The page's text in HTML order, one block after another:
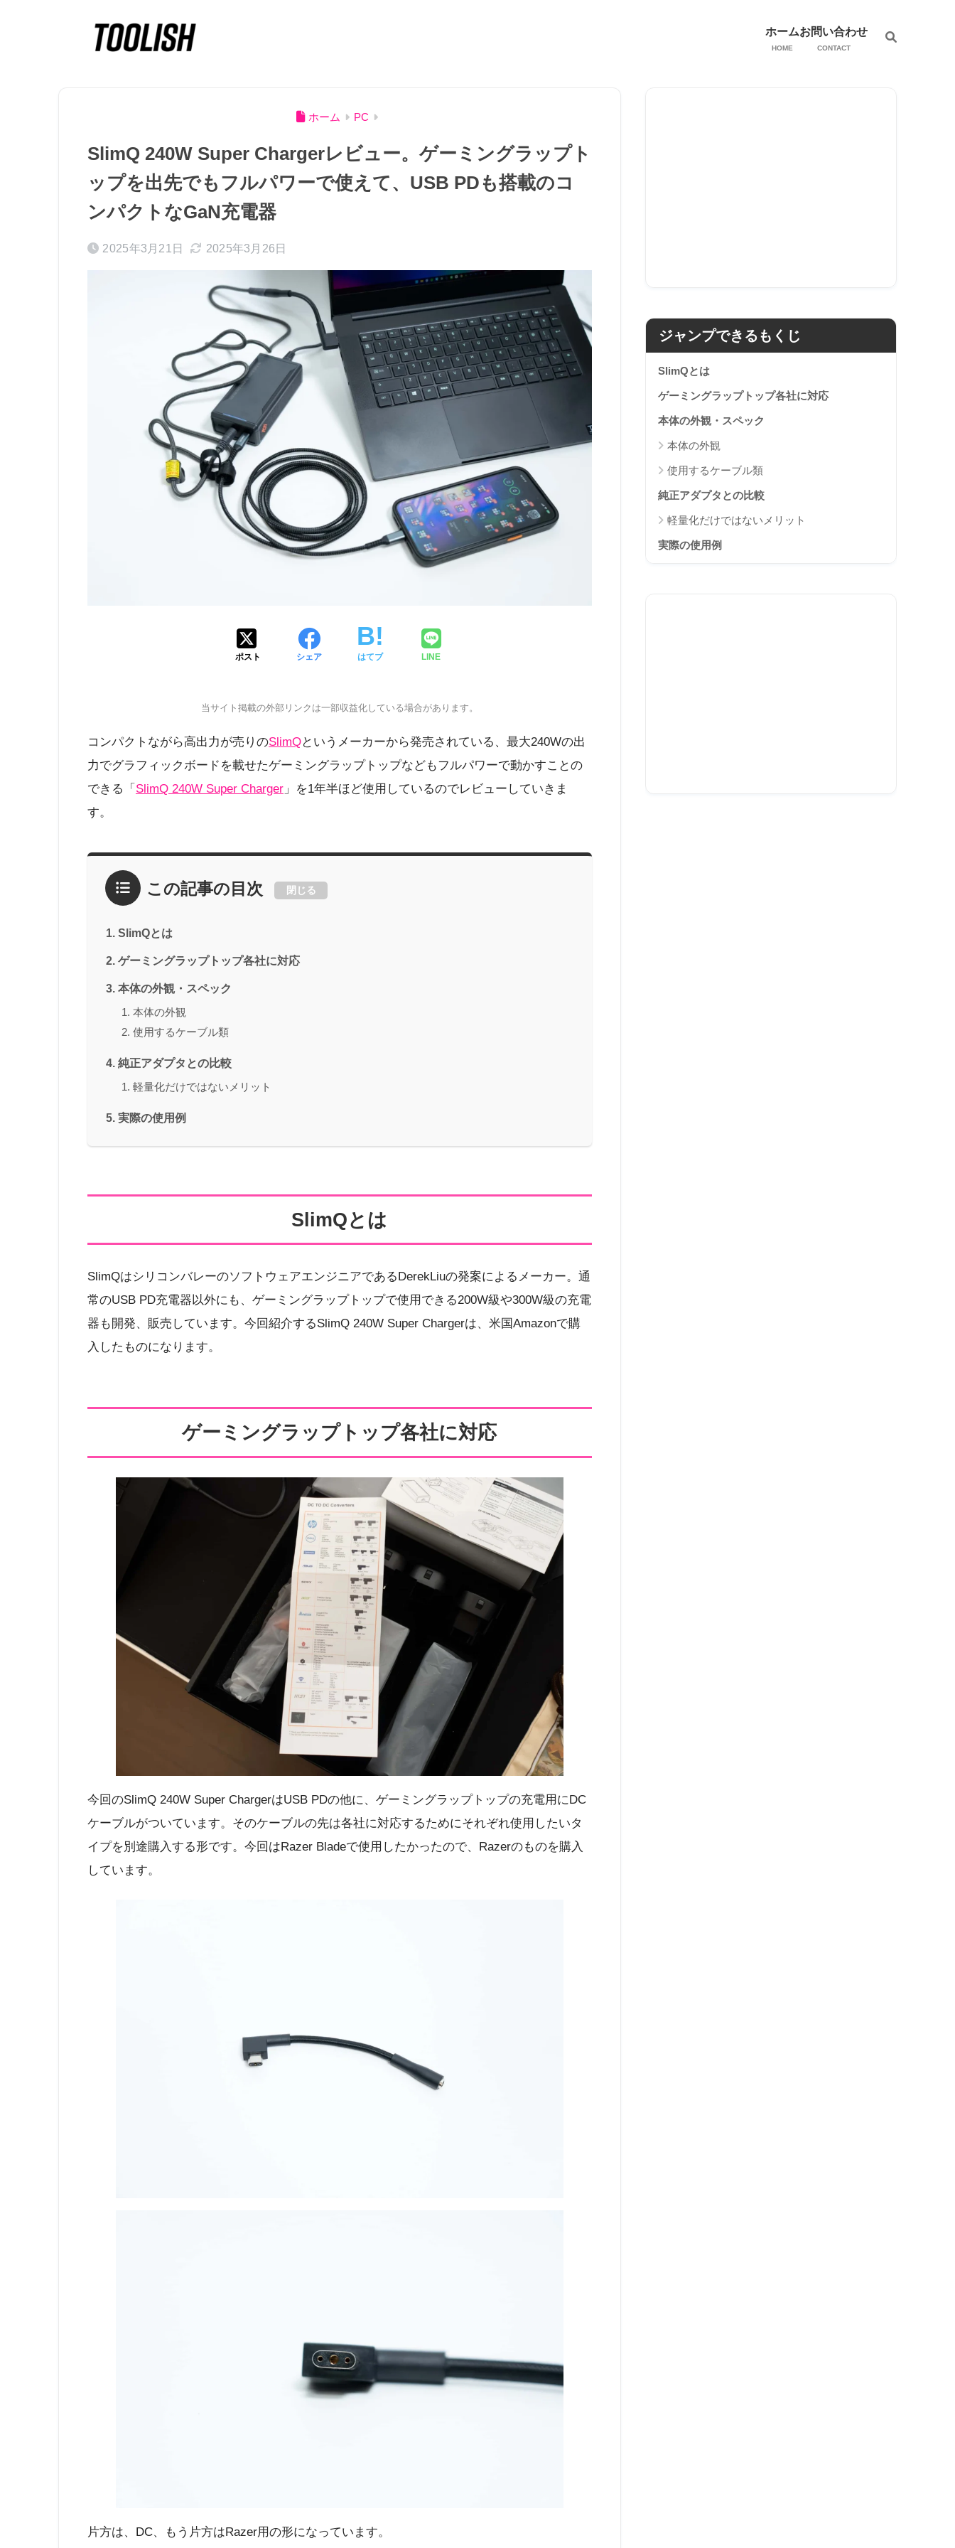
ホーム
HOME
お問い合わせ
CONTACT
ホーム PC
SlimQ 240W Super Chargerレビュー。ゲーミングラップト
ップを出先でもフルパワーで使えて、USB PDも搭載のコ
ンパクトなGaN充電器
2025年3月21日 2025年3月26日
ポスト シェア はてブ LINE
当サイト掲載の外部リンクは一部収益化している場合があります。
コンパクトながら高出力が売りのSlimQというメーカーから発売されている、最大240Wの出
力でグラフィックボードを載せたゲーミングラップトップなどもフルパワーで動かすことの
できる「 SlimQ 240W Super Charger 」を1年半ほど使用しているのでレビューしていきま
す。
この記事の目次 閉じる
SlimQとは
ゲーミングラップトップ各社に対応
本体の外観・スペック
本体の外観
使用するケーブル類
純正アダプタとの比較
軽量化だけではないメリット
実際の使用例
SlimQとは
SlimQはシリコンバレーのソフトウェアエンジニアであるDerekLiuの発案によるメーカー。通
常のUSB PD充電器以外にも、ゲーミングラップトップで使用できる200W級や300W級の充電
器も開発、販売しています。今回紹介するSlimQ 240W Super Chargerは、米国Amazonで購
入したものになります。
ゲーミングラップトップ各社に対応
今回のSlimQ 240W Super ChargerはUSB PDの他に、ゲーミングラップトップの充電用にDC
ケーブルがついています。そのケーブルの先は各社に対応するためにそれぞれ使用したいタ
イプを別途購入する形です。今回はRazer Bladeで使用したかったので、Razerのものを購入
しています。
片方は、DC、もう片方はRazer用の形になっています。
ジャンプできるもくじ
SlimQとは
ゲーミングラップトップ各社に対応
本体の外観・スペック
本体の外観
使用するケーブル類
純正アダプタとの比較
軽量化だけではないメリット
実際の使用例